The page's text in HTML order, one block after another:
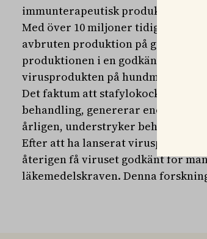
immunterapeutisk produkt.
Med över 10 miljoner tidigare
avbruten produktion på grund av
produktionen i en godkänd
virusprodukten på hundmarknaden
Det faktum att
behandling, genererar enorma
årligen, understryker behovet av
Efter att ha lanserat
återigen få viruset godkänt för
läkemedelskraven. Denna